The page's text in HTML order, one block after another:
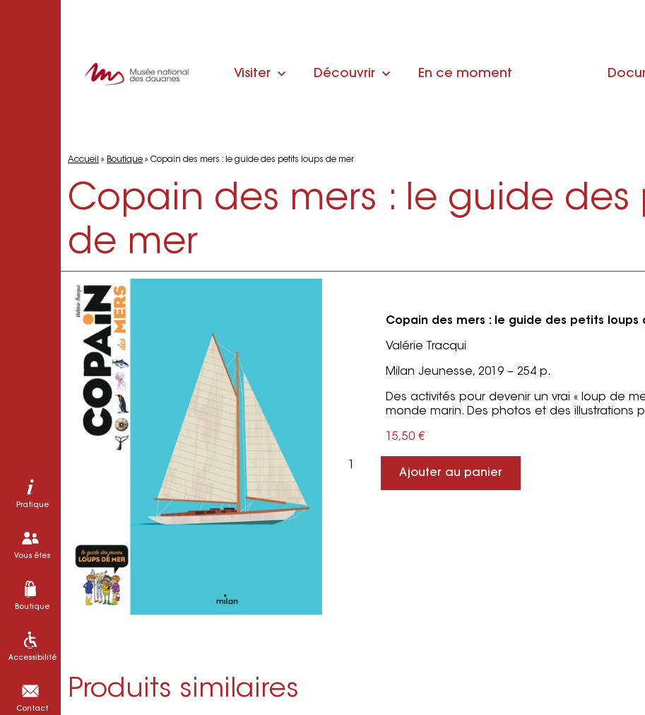
Pratique
Vous êtes
Boutique
Accessibilité
Contact
Visiter Découvrir En ce moment
Accueil » Boutique » Copain des mers : le guide des petits loups de mer
Copain des mers : le guide des
de mer
Copain des mers : le guide des petits loups
Valérie Tracqui
Milan Jeunesse, 2019 – 254 p.
Des activités pour devenir un vrai « loup de
monde marin. Des photos et des illustrations
15,50 €
Ajouter au panier
Produits similaires